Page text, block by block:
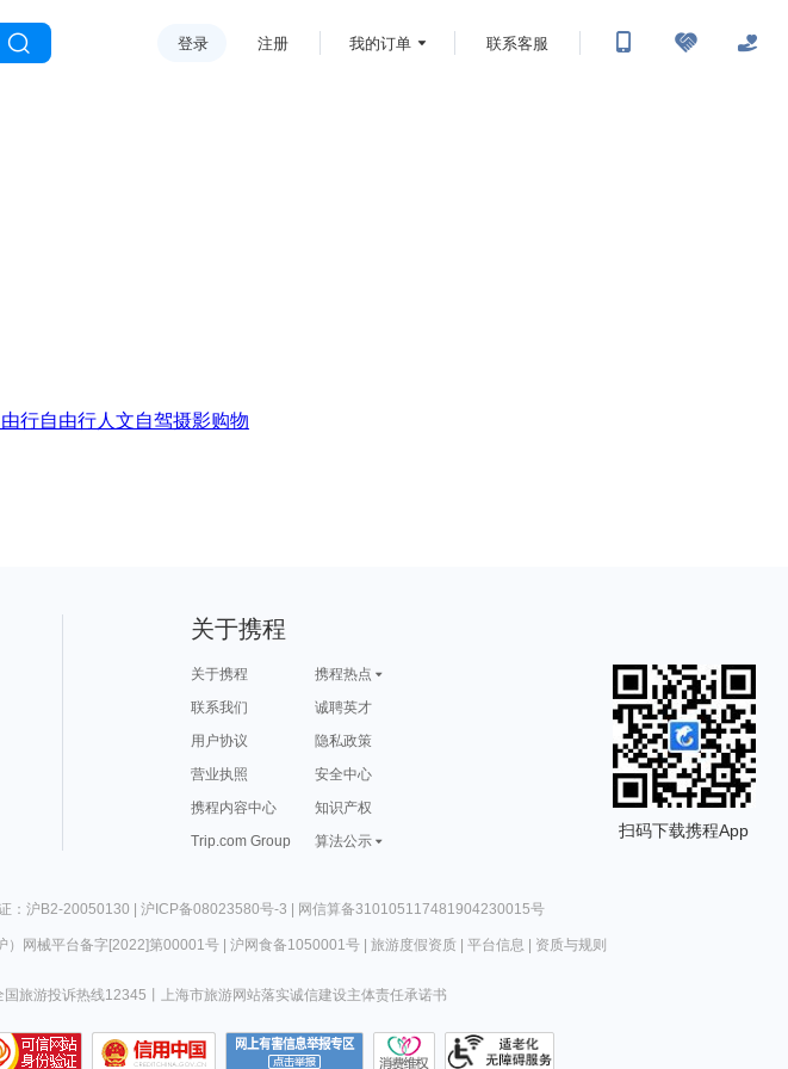
登录 注册 我的订单 联系客服
行自由行人文自驾摄影购物
关于携程
关于携程
携程热点
联系我们
诚聘英才
用户协议
隐私政策
营业执照
安全中心
携程内容中心
知识产权
Trip.com Group
算法公示
扫码下载携程App
：沪B2-20050130 | 沪ICP备08023580号-3 | 网信算备310105117481904230015号
）网械平台备字[2022]第00001号| 沪网食备1050001号| 旅游度假资质| 平台信息 资质与规则
国旅游投诉热线12345 上海市旅游网站落实诚信建设主体责任承诺书